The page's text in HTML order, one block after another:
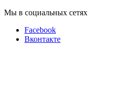
Мы в социальных сетях
Facebook
Вконтакте